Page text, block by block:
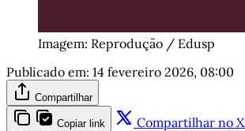
Imagem: Reprodução / Edusp
Publicado em: 14 fevereiro 2026, 08:00
Compartilhar
Copiar link Compartilhar no X